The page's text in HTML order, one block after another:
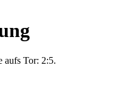
aufs Tor: 2:5.